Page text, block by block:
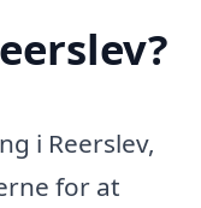
i Reerslev,
for at